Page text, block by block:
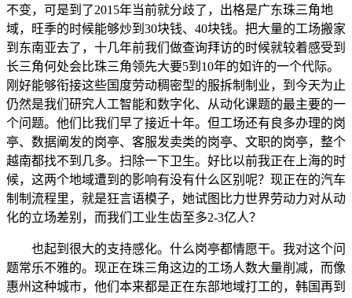
不变，可是到了2015年当前就分歧了，出格是广东珠三角地
域，旺季的时候能够炒到30块钱、40块钱。把大量的工场搬家
到东南亚去了，十几年前我们做查询拜访的时候就较着感受到
长三角何处会比珠三角领先大要5到10年的如许的一个代际。
刚好能够衔接这些国度劳动稠密型的服拆制制业，到今天为止
仍然是我们研究人工智能和数字化、从动化课题的最主要的一
个问题。他们比我们早了接近十年。但工场还有良多办理的岗
亭、数据阐发的岗亭、客服发卖类的岗亭、文职的岗亭，整个
越南都找不到几多。扫除一下卫生。好比以前我正在上海的时
候，这两个地域遭到的影响有没有什么区别呢？现正在的汽车
制制流程里，就是狂言语模子，她试图比力世界劳动力对从动
化的立场差别，而我们工业生齿至多2-3亿人？
也起到很大的支持感化。什么岗亭都情愿干。我对这个问
题常乐不雅的。现正在珠三角这边的工场人数大量削减，而像
惠州这种城市，他们本来都是正在东部地域打工的，韩国再到